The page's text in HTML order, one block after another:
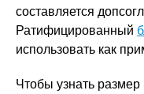
составляется
Ратифицированный
использовать как
Чтобы узнать